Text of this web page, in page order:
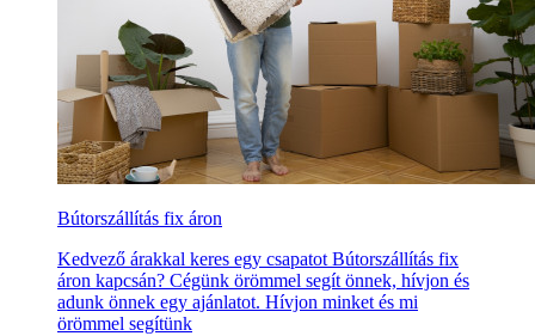
Bútorszállítás fix áron
Kedvező árakkal keres egy csapatot Bútorszállítás fix
áron kapcsán? Cégünk örömmel segít önnek, hívjon és
adunk önnek egy ajánlatot. Hívjon minket és mi
örömmel segítünk